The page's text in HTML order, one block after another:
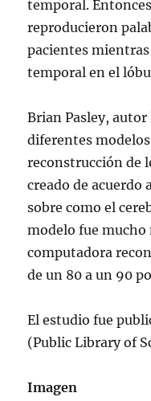
temporal.
reproducieron
pacientes
temporal en el
Brian Pasley,
diferentes
reconstrucción de
creado de acuerdo
sobre como el
modelo fue
computadora
de un 80 a un 90
El estudio fue
(Public Library of
Imagen